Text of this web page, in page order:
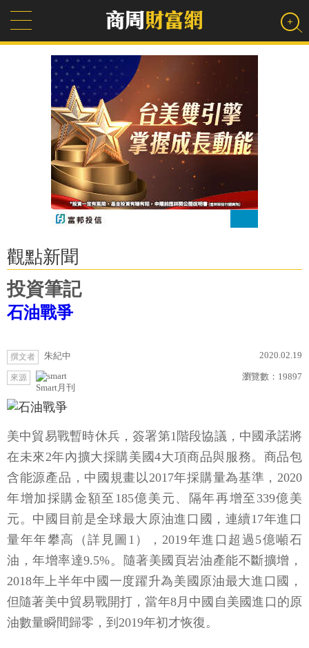
觀點新聞
投資筆記
石油戰爭
撰文者 朱紀中 2020.02.19
來源
Smart月刊
瀏覽數： 19897
在未來2年內擴大採購美國4大項商品與服務。商品包
含能源產品，中國規畫以2017年採購量為基準，2020
年增加採購金額至185億美元、隔年再增至339億美
元。中國目前是全球最大原油進口國，連續17年進口
量年年攀高（詳見圖1），2019年進口超過5億噸石
油，年增率達9.5%。隨著美國頁岩油產能不斷擴增，
2018年上半年中國一度躍升為美國原油最大進口國，
但隨著美中貿易戰開打，當年8月中國自美國進口的原
油數量瞬間歸零，到2019年初才恢復。